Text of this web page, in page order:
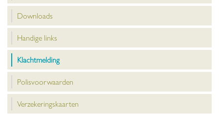
Downloads
Handige links
Klachtmelding
Polisvoorwaarden
Verzekeringskaarten